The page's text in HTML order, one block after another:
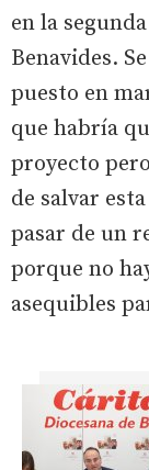
en la
Benavides.
puesto en
que habría
proyecto
de salvar
pasar de un
porque no
asequibles